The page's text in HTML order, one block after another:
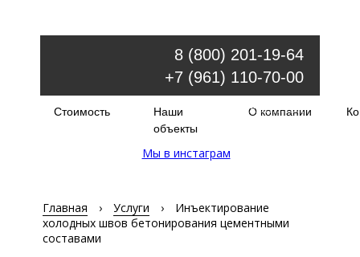
8 (800) 201-19-64
+7 (961) 110-70-00
Обратный звонок
order@injectir.ru
Стоимость
Наши
объекты
О компании
Мы в инстаграм
Главная › Услуги ›
Инъектирование
холодных швов бетонирования цементными
составами